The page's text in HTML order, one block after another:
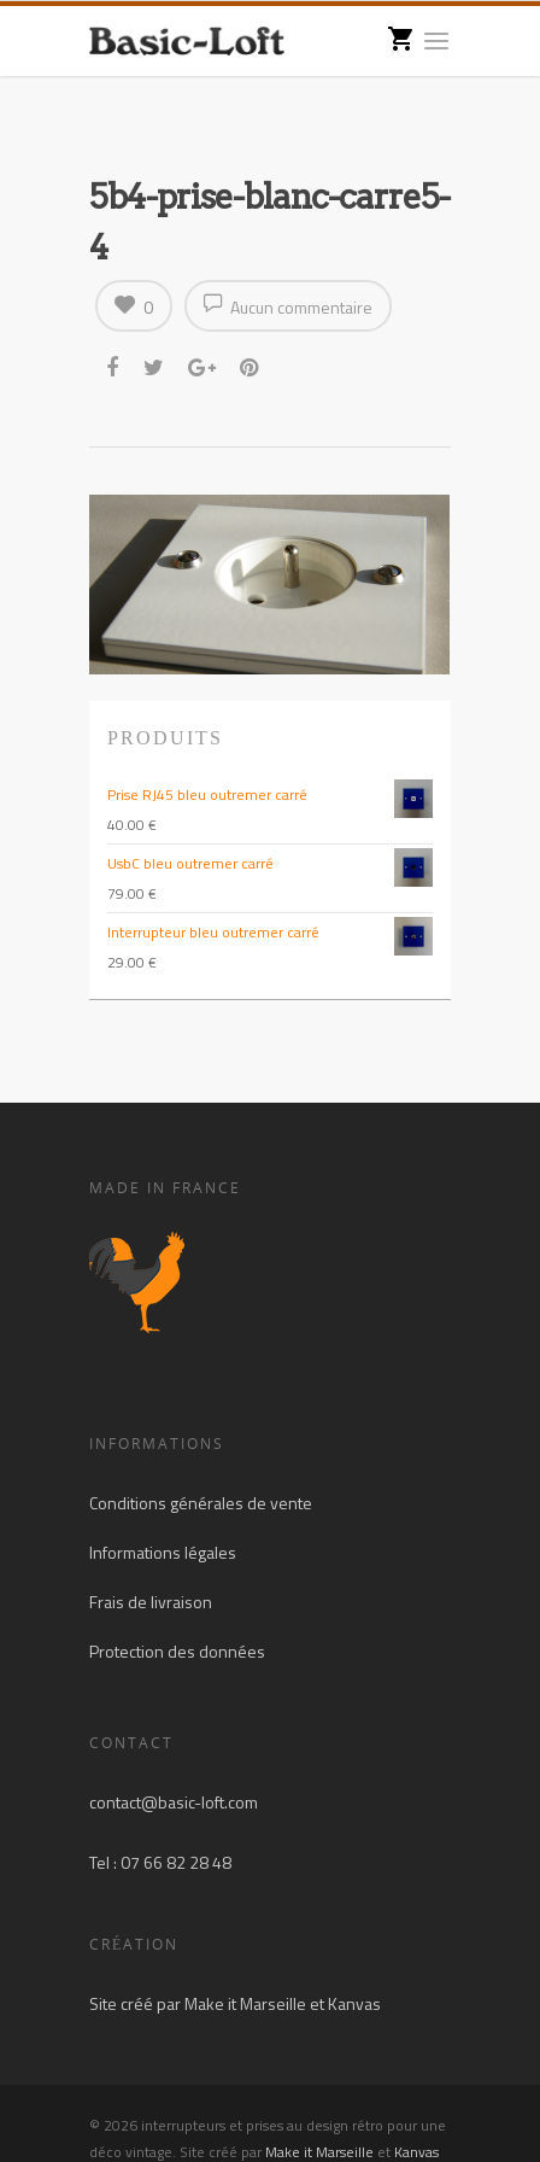
5b4-prise-blanc-carre5-
4
Aucun commentaire
0
PRODUITS
Prise RJ45 bleu outremer carré
40.00 €
UsbC bleu outremer carré
79.00 €
Interrupteur bleu outremer carré
29.00 €
MADE IN FRANCE
INFORMATIONS
Conditions générales de vente
Informations légales
Frais de livraison
Protection des données
CONTACT
contact@basic-loft.com
Tel : 07 66 82 28 48
CRÉATION
Site créé parMake it Marseille etKanvas
© 2026 interrupteurs et prises au design rétro pour une
déco vintage. Site créé par Make it Marseille et Kanvas